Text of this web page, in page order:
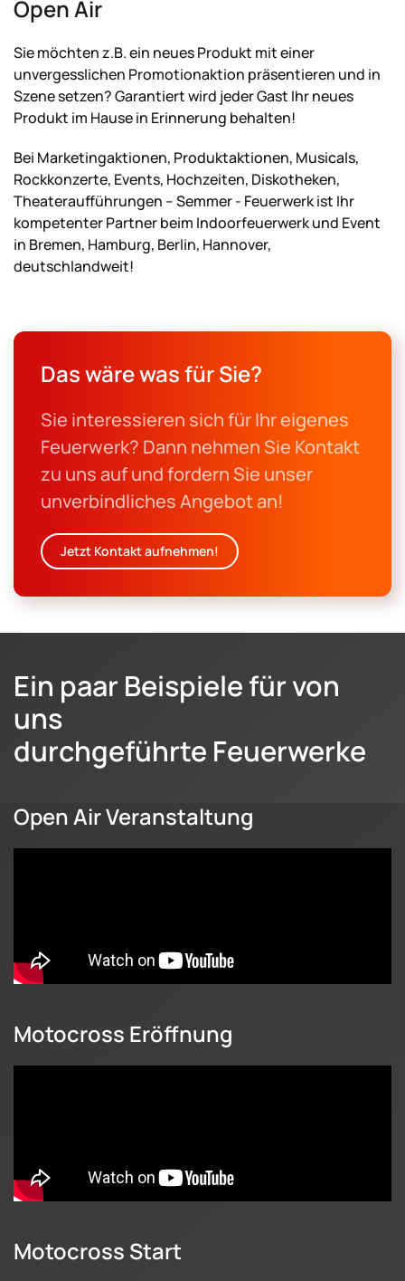
Open Air
Sie möchten z.B. ein neues Produkt mit einer
unvergesslichen Promotionaktion präsentieren und in
Szene setzen? Garantiert wird jeder Gast Ihr neues
Produkt im Hause in Erinnerung behalten!
Bei Marketingaktionen, Produktaktionen, Musicals,
Rockkonzerte, Events, Hochzeiten, Diskotheken,
Theateraufführungen – Semmer - Feuerwerk ist Ihr
kompetenter Partner beim Indoorfeuerwerk und Event
in Bremen, Hamburg, Berlin, Hannover,
deutschlandweit!
Das wäre was für Sie?
Sie interessieren sich für Ihr eigenes
Feuerwerk? Dann nehmen Sie Kontakt
zu uns auf und fordern Sie unser
unverbindliches Angebot an!
Jetzt Kontakt aufnehmen!
Ein paar Beispiele für von
uns
durchgeführte Feuerwerke
Open Air Veranstaltung
Motocross Eröffnung
Motocross Start